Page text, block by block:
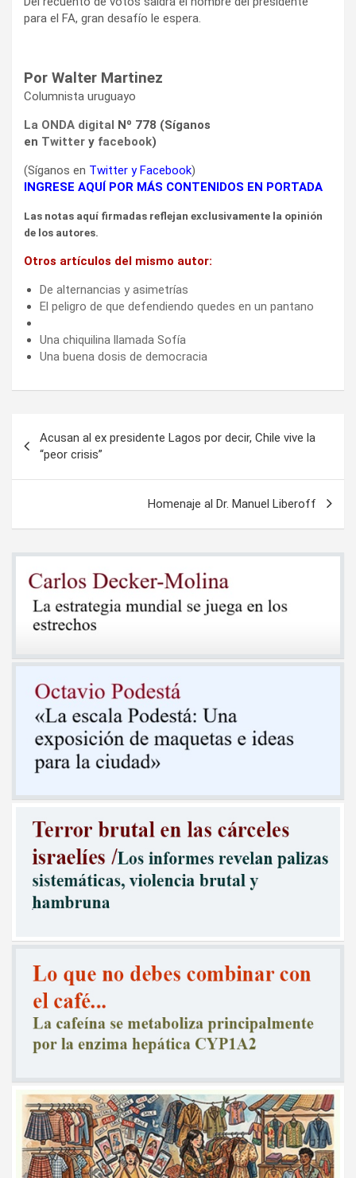
para el FA, gran desafío le espera.
Por Walter Martinez
Columnista uruguayo
La ONDA digital Nº 778 (Síganos
en Twitter y facebook)
(Síganos en Twitter yFacebook)
INGRESE AQUÍ POR MÁS CONTENIDOS EN PORTADA
Las notas aquí firmadas reflejan exclusivamente la opinión
de los autores.
Otros artículos del mismo autor:
De alternancias y asimetrías
El peligro de que defendiendo quedes en un pantano
Una chiquilina llamada Sofía
Una buena dosis de democracia
de
entradas
Acusan al ex presidente Lagos por decir, Chile vive la
“peor crisis”
Homenaje al Dr. Manuel Liberoff